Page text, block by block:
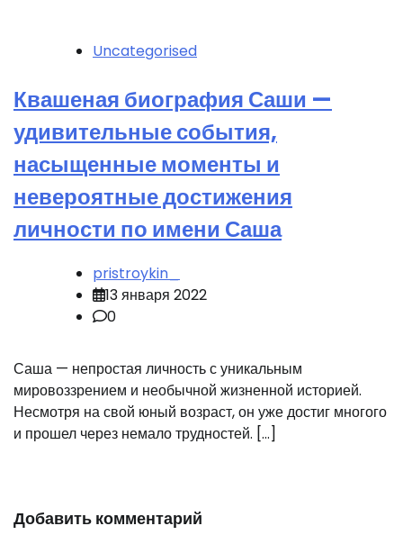
Uncategorised
Квашеная биография Саши —
удивительные события,
насыщенные моменты и
невероятные достижения
личности по имени Саша
pristroykin_
13 января 2022
0
Саша — непростая личность с уникальным
мировоззрением и необычной жизненной историей.
Несмотря на свой юный возраст, он уже достиг многого
и прошел через немало трудностей. […]
Добавить комментарий